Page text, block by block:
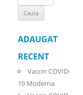
for:
ADAUGAT
RECENT
Vaccin COVID-
19 Moderna